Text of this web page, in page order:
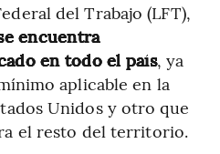
del Trabajo (LFT),
encuentra
en todo el país, ya
aplicable en la
Unidos y otro que
el resto del territorio.